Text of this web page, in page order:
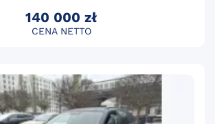
140 000 zł
CENA NETTO